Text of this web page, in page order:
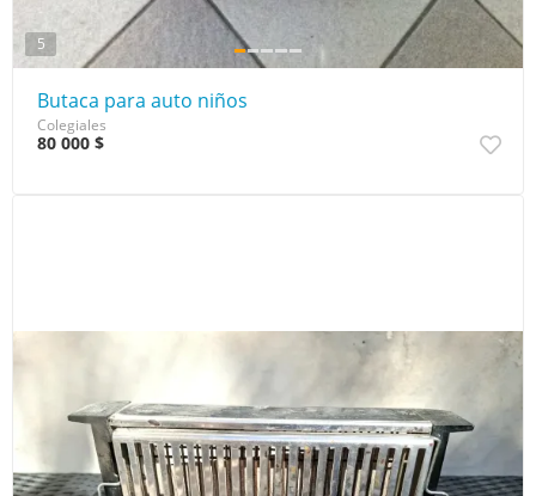
5
Butaca para auto niños
Colegiales
80 000 $